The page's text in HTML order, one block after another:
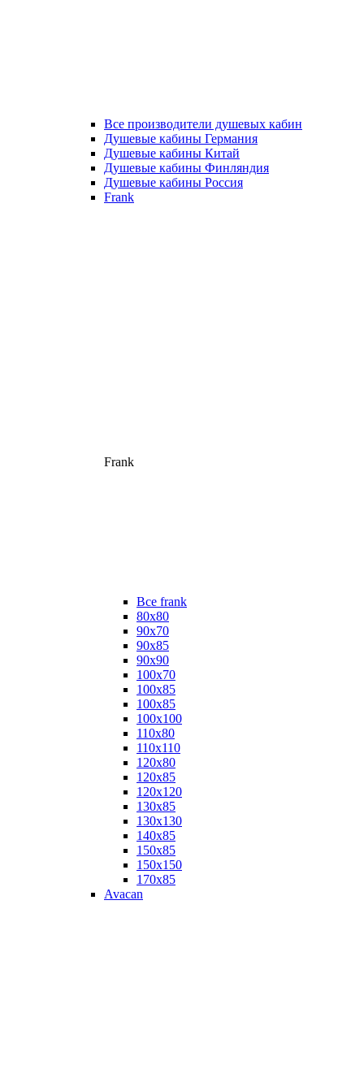
Все производители душевых кабин
Душевые кабины Германия
Душевые кабины Китай
Душевые кабины Финляндия
Душевые кабины Россия
Frank
Frank
Все frank
80х80
90х70
90х85
90х90
100х70
100х85
100х85
100х100
110х80
110х110
120х80
120х85
120х120
130х85
130х130
140х85
150х85
150х150
170х85
Avacan